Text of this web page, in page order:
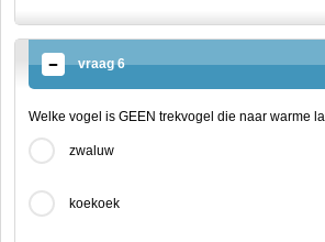
vraag 6
Welke vogel is GEEN trekvogel die naar warme
zwaluw
koekoek